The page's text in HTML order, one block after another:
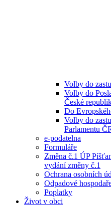
Volby do
Volby do
České
Do
Volby do
Parlamentu
e-podatelna
Formuláře
Změna č.1 ÚP
vydání změny č.1
Ochrana osobních
Odpadové
Poplatky
Život v obci